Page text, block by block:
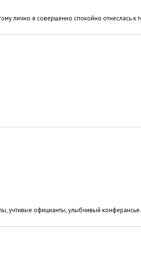
лично я совершенно спокойно отнеслась к
учтивые официанты, улыбчивый